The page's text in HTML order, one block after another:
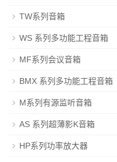
TW系列音箱
WS 系列多功能工程音箱
MF系列会议音箱
BMX 系列多功能工程音箱
M系列有源监听音箱
AS 系列超薄影K音箱
HP系列功率放大器